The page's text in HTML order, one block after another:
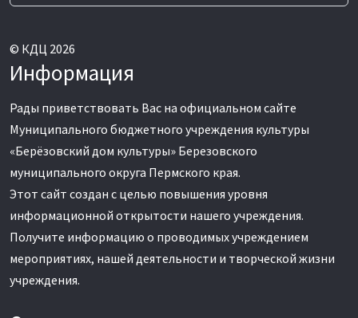
© КДЦ 2026
Информация
Рады приветствовать Вас на официальном сайте
Муниципального бюджетного учреждения культуры
«Берёзовский дом культуры» Березовского
муниципального округа Пермского края.
Этот сайт создан с целью повышения уровня
информационной открытости нашего учреждения.
Получите информацию о проводимых учреждением
мероприятиях, нашей деятельности и творческой жизни
учреждения.